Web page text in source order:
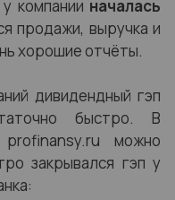
компании началась
продажи, выручка и
хорошие отчёты.
дивидендный гэп
быстро. В
можно
закрывался гэп у